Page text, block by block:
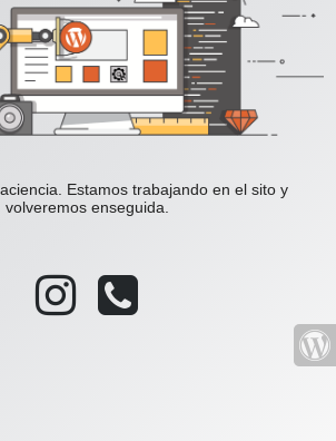
Estamos trabajando en el sito y
volveremos enseguida.